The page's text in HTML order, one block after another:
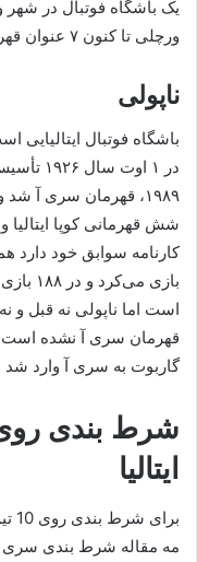
یک باشگاه فوتبال در شهر
ورچلی تا کنون ۷ عنوان قهرمانی سری آ ایتالیا را دارا است.
ناپولی
باشگاه فوتبال ایتالیایی
شش قهرمانی کوپا ایتالیا و
کارنامه سوابق خود دارد
است اما ناپولی نه قبل و
قهرمان سری آ نشده‌ است
گاربوت به سری آ وارد
ایتالیا
مه مقاله شرط بندی سری